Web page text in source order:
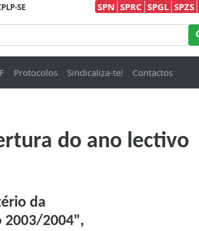
SE SPN SPRC SPGL SPZS
Protocolos Sindicaliza-te! Contactos
do ano lectivo
da
2003/2004",